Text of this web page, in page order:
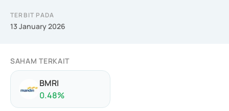
TERBIT PADA
13 January 2026
SAHAM TERKAIT
BMRI
0.48%